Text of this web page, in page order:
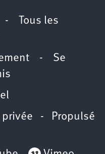
-
Tous les
- Se
- Propulsé